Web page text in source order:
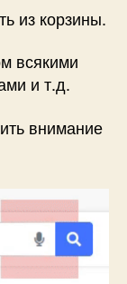
из корзины.
всякими
и т.д.
внимание